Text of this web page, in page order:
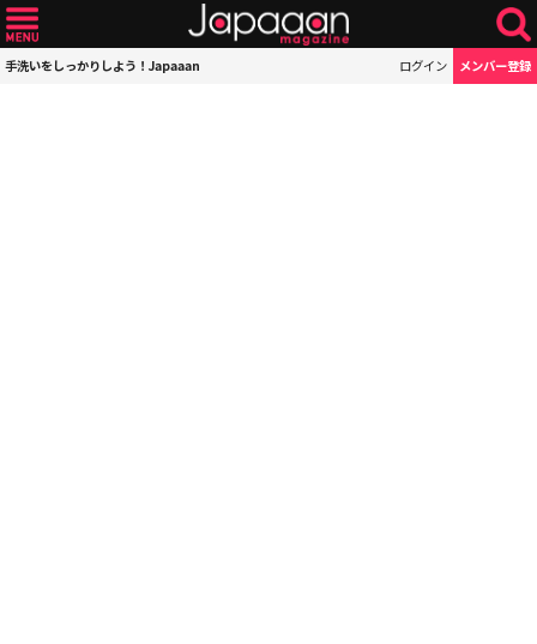
手洗いをしっかりしよう！Japaaan ログイン メンバー登録